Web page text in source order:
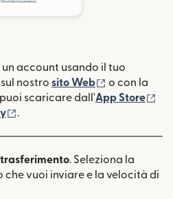
un account usando il tuo
nostro sito Web (si apre in
o con la
scaricare dall'App Store
.
. Seleziona la
che vuoi inviare e la velocità di